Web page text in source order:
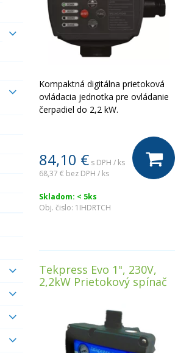
Kompaktná digitálna prietoková
ovládacia jednotka pre ovládanie
čerpadiel do 2,2 kW.
84,10 € s DPH / ks
68,37 € bez DPH / ks
Skladom: < 5ks
Obj. čislo: 1IHDRTCH
Tekpress Evo 1", 230V,
2,2kW Prietokový spínač